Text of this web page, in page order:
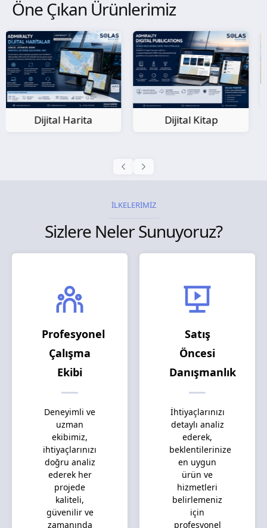
Öne Çıkan Ürünlerimiz
Dijital Kitap
Kağıt Harita
İLKELERİMİZ
Sizlere Neler Sunuyoruz?
Profesyonel
Çalışma
Ekibi
Deneyimli ve
uzman
ekibimiz,
ihtiyaçlarınızı
doğru analiz
ederek her
projede
kaliteli,
güvenilir ve
zamanında
Satış
Öncesi
Danışmanlık
İhtiyaçlarınızı
detaylı analiz
ederek,
beklentilerinize
en uygun
ürün ve
hizmetleri
belirlemeniz
için
profesyonel